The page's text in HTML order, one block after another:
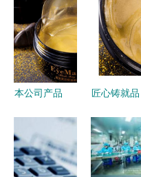
本公司产品
oem/dom
加工贴牌定
匠心铸就品
20年实力工
厂助力